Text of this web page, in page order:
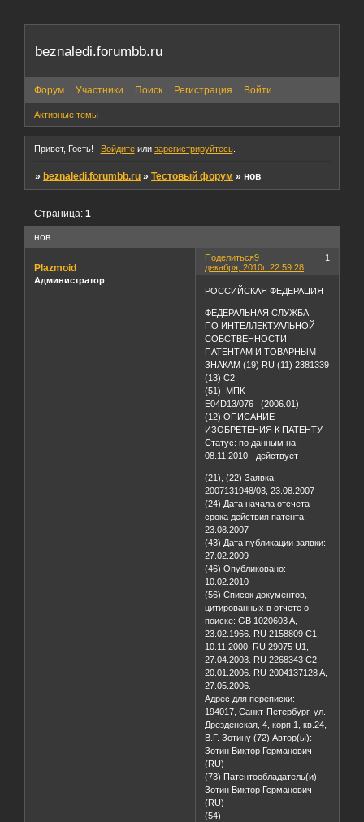
beznaledi.forumbb.ru
Форум Участники Поиск Регистрация Войти
Активные темы
Привет, Гость! Войдитеили зарегистрируйтесь.
»beznaledi.forumbb.ru »Тестовый форум »нов
нов
Страница:1
Поделиться 1
9
декабря, 2010г. 22:59:28
Plazmoid
Администратор
РОССИЙСКАЯ ФЕДЕРАЦИЯ
ФЕДЕРАЛЬНАЯ СЛУЖБА
ПО ИНТЕЛЛЕКТУАЛЬНОЙ
СОБСТВЕННОСТИ,
ПАТЕНТАМ И ТОВАРНЫМ
ЗНАКАМ (19) RU (11) 2381339
(13) C2
(51) МПК
E04D13/076 (2006.01)
(12) ОПИСАНИЕ
ИЗОБРЕТЕНИЯ К ПАТЕНТУ
Статус: по данным на
08.11.2010 - действует
(21), (22) Заявка:
2007131948/03, 23.08.2007
(24) Дата начала отсчета
срока действия патента:
23.08.2007
(43) Дата публикации заявки:
27.02.2009
(46) Опубликовано:
10.02.2010
(56) Список документов,
цитированных в отчете о
поиске: GB 1020603 A,
23.02.1966. RU 2158809 C1,
10.11.2000. RU 29075 U1,
27.04.2003. RU 2268343 C2,
20.01.2006. RU 2004137128 A,
27.05.2006.
Адрес для переписки:
194017, Санкт-Петербург, ул.
Дрезденская, 4, корп.1, кв.24,
В.Г. Зотину (72) Автор(ы):
Зотин Виктор Германович
(RU)
(73) Патентообладатель(и):
Зотин Виктор Германович
(RU)
(54)